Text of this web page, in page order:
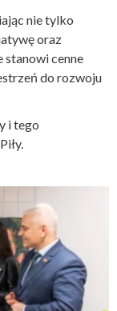
nie tylko
oraz
stanowi cenne
do rozwoju
i tego